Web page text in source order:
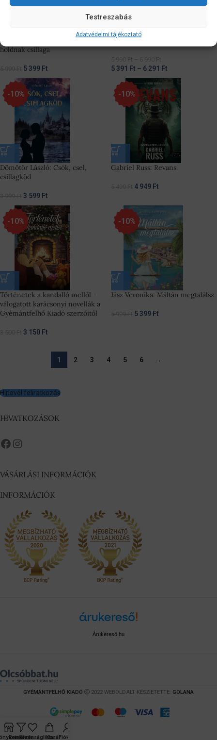
Testreszabás
Adatvédelmi tájékoztató
Florence White: Napnak és
holdnak csillaga
5 399 Ft
Ambrus Fanni: Megemésztő tűz
5 391 Ft – 6 291 Ft
-10%
Dömötör László: Csók, csel,
csillagköd
3 599 Ft
-10%
Gabriel Russ: Revans
4 949 Ft
-10%
Történetek a kandalló mellől –
válogatott karácsonyi novellák a
Gyémántfelhő Kiadó szerzőitől
3 150 Ft
-10%
Jász Veronika: Máltán megtalálsz
5 399 Ft
1 2 3 4 5 6 →
Hírlevél feliratkozás
HIVATKOZÁSOK
VÁSÁRLÁSI INFORMÁCIÓK
INFORMÁCIÓK
Árukereső.hu
GYÉMÁNTFELHŐ KIADÓ 2022 WEBOLDALT KÉSZÍETETTE: GOLANA
Rendezés
KívánságlistaKosárFiókom